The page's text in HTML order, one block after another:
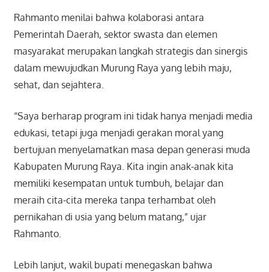
Rahmanto menilai bahwa kolaborasi antara
Pemerintah Daerah, sektor swasta dan elemen
masyarakat merupakan langkah strategis dan sinergis
dalam mewujudkan Murung Raya yang lebih maju,
sehat, dan sejahtera.
“Saya berharap program ini tidak hanya menjadi media
edukasi, tetapi juga menjadi gerakan moral yang
bertujuan menyelamatkan masa depan generasi muda
Kabupaten Murung Raya. Kita ingin anak-anak kita
memiliki kesempatan untuk tumbuh, belajar dan
meraih cita-cita mereka tanpa terhambat oleh
pernikahan di usia yang belum matang,” ujar
Rahmanto.
Lebih lanjut, wakil bupati menegaskan bahwa